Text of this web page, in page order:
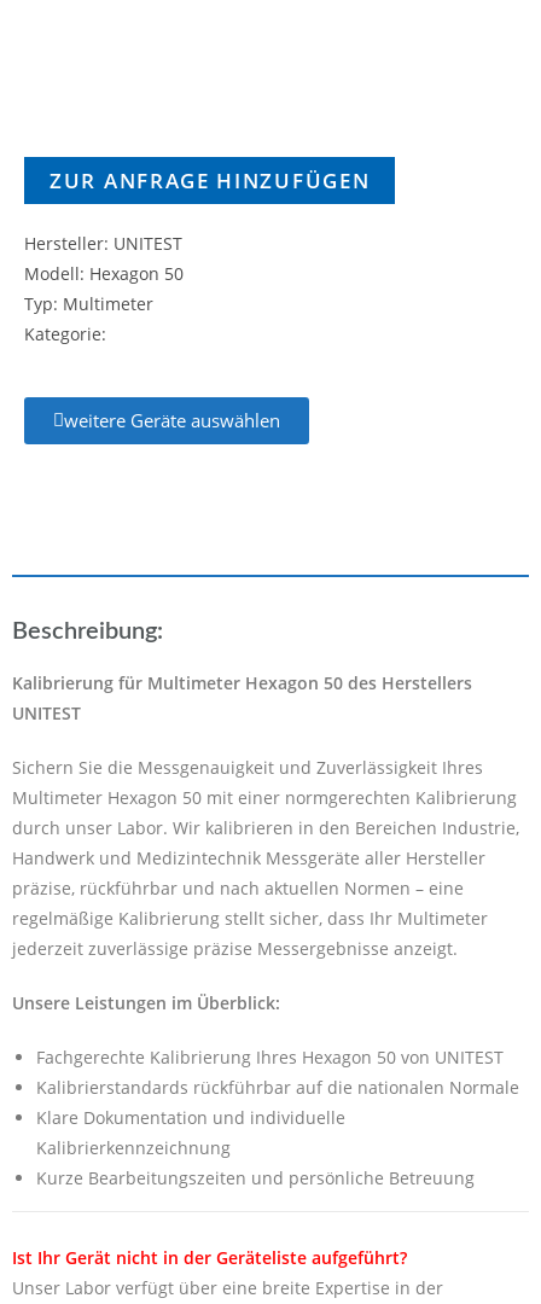
ZUR ANFRAGE HINZUFÜGEN
Hersteller: UNITEST
Modell: Hexagon 50
Typ: Multimeter
Kategorie:
weitere Geräte auswählen
Beschreibung:
Kalibrierung für Multimeter Hexagon 50 des Herstellers
UNITEST
Sichern Sie die Messgenauigkeit und Zuverlässigkeit Ihres
Multimeter Hexagon 50 mit einer normgerechten Kalibrierung
durch unser Labor. Wir kalibrieren in den Bereichen Industrie,
Handwerk und Medizintechnik Messgeräte aller Hersteller
präzise, rückführbar und nach aktuellen Normen – eine
regelmäßige Kalibrierung stellt sicher, dass Ihr Multimeter
jederzeit zuverlässige präzise Messergebnisse anzeigt.
Unsere Leistungen im Überblick:
Fachgerechte Kalibrierung Ihres Hexagon 50 von UNITEST
Kalibrierstandards rückführbar auf die nationalen Normale
Klare Dokumentation und individuelle
Kalibrierkennzeichnung
Kurze Bearbeitungszeiten und persönliche Betreuung
Ist Ihr Gerät nicht in der Geräteliste aufgeführt?
Unser Labor verfügt über eine breite Expertise in der